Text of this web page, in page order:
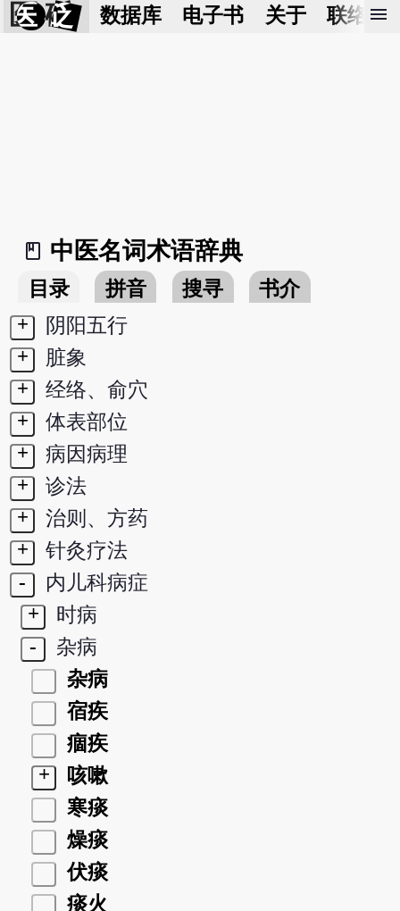
医 砭 数据库 电子书 关于 联络我
menu
book_2
中医名词术语辞典
目录 拼音 搜寻
书介
+
阴阳五行
+
脏象
+
经络、俞穴
+
体表部位
+
病因病理
+
诊法
+
治则、方药
+
针灸疗法
-
内儿科病症
+
时病
-
杂病
杂病
宿疾
痼疾
+
咳嗽
寒痰
燥痰
伏痰
痰火